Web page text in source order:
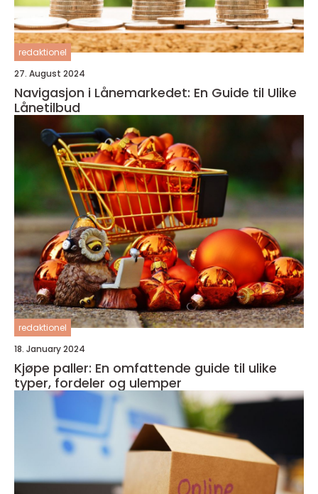
redaktionel
27. August 2024
Navigasjon i Lånemarkedet: En Guide til Ulike
Lånetilbud
redaktionel
18. January 2024
Kjøpe paller: En omfattende guide til ulike
typer, fordeler og ulemper